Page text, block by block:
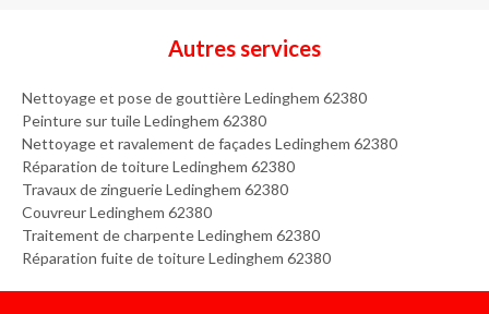
Autres services
Nettoyage et pose de gouttière Ledinghem 62380
Peinture sur tuile Ledinghem 62380
Nettoyage et ravalement de façades Ledinghem 62380
Réparation de toiture Ledinghem 62380
Travaux de zinguerie Ledinghem 62380
Couvreur Ledinghem 62380
Traitement de charpente Ledinghem 62380
Réparation fuite de toiture Ledinghem 62380